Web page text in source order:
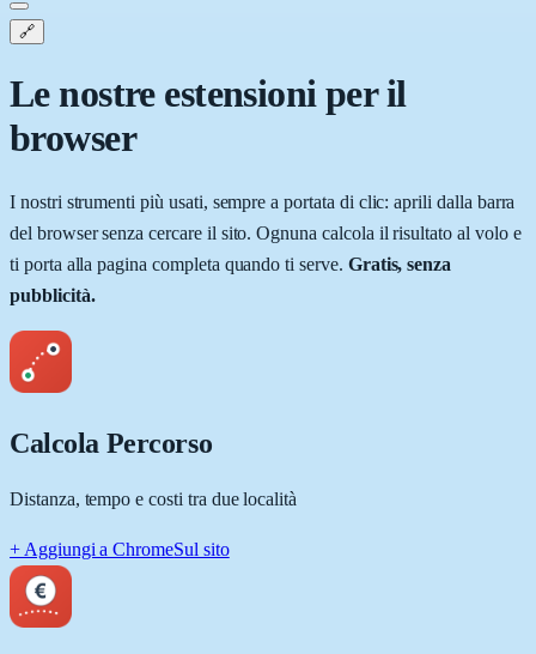
🔗
Le nostre estensioni per il
browser
I nostri strumenti più usati, sempre a portata di clic: aprili dalla barra
del browser senza cercare il sito. Ognuna calcola il risultato al volo e
ti porta alla pagina completa quando ti serve. Gratis, senza
pubblicità.
Calcola Percorso
Distanza, tempo e costi tra due località
+ Aggiungi a ChromeSul sito